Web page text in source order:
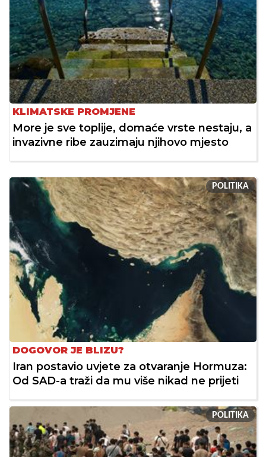
KLIMATSKE PROMJENE
More je sve toplije, domaće vrste nestaju, a
invazivne ribe zauzimaju njihovo mjesto
POLITIKA
DOGOVOR JE BLIZU?
Iran postavio uvjete za otvaranje Hormuza:
Od SAD-a traži da mu više nikad ne prijeti
POLITIKA